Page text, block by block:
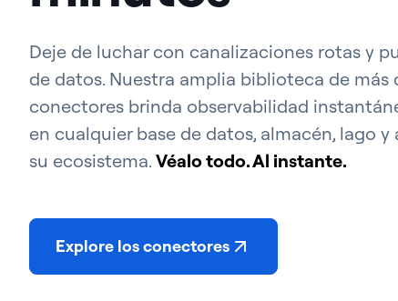
Deje de luchar con canalizaciones rotas y
de datos. Nuestra amplia biblioteca de más
conectores brinda observabilidad
en cualquier base de datos, almacén, lago
su ecosistema. Véalo todo. Al instante.
Explore los conectores